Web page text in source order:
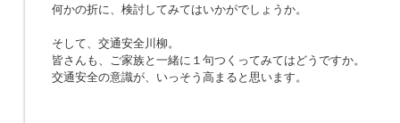
何かの折に、検討してみてはいかがでしょうか。
そして、交通安全川柳。
皆さんも、ご家族と一緒に１句つくってみてはどうですか。
交通安全の意識が、いっそう高まると思います。